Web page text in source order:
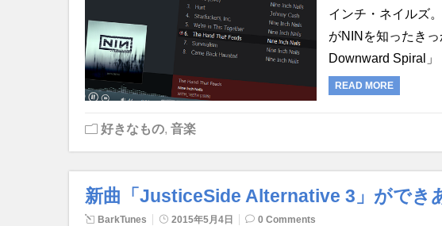
インチ・ネイルズ
がNINを知ったき
Downward Spiral
READ MORE
好きなもの, 音楽
新曲「JusticeSide Alternative 3」ができ
BarkTunes 2015年5月4日 0 Comments